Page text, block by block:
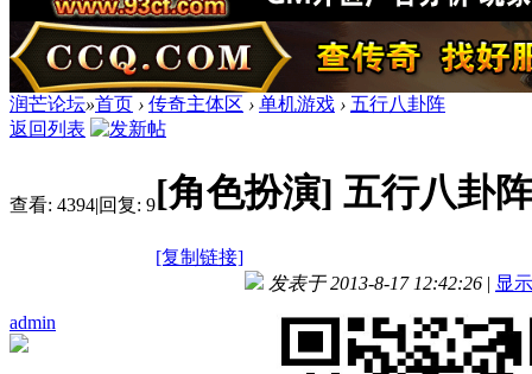
润芒论坛»首页 › 传奇主体区 › 单机游戏 › 五行八卦阵
返回列表
查看: 4394|回复: 9[角色扮演] 五行八卦阵
[复制链接]
admin
发表于 2013-8-17 12:42:26 | 显